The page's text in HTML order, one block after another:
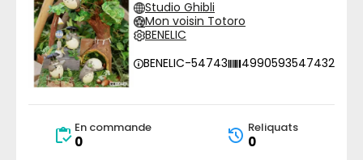
Studio Ghibli
Mon voisin Totoro
BENELIC
BENELIC-54743
4990593547432
En commande
0
Reliquats
0